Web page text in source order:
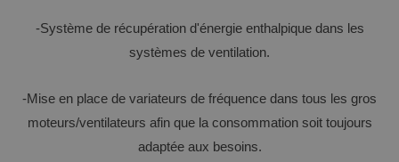
-Système de récupération d'énergie enthalpique dans les
systèmes de ventilation.
-Mise en place de variateurs de fréquence dans tous les gros
moteurs/ventilateurs afin que la consommation soit toujours
adaptée aux besoins.